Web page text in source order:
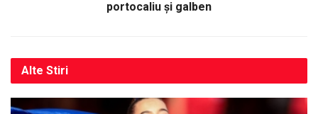
portocaliu și galben
Alte Stiri